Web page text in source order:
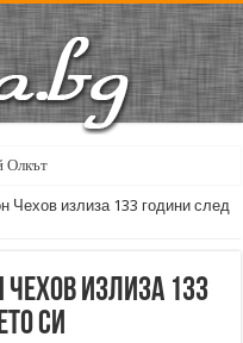
Олкът
Чехов излиза 133 години след
Чехов излиза 133
си